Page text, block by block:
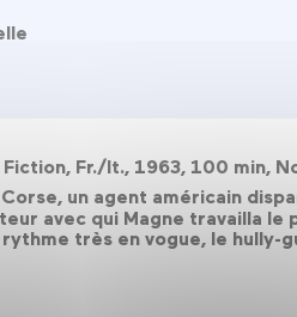
Fr./It., 1963, 100 min,
un agent américain
avec qui Magne travailla le
très en vogue, le hully-